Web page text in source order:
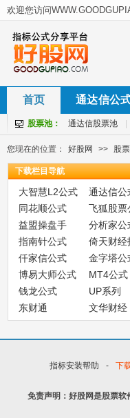
首页 通达信公
股票池： 通达信股票池
您现在的位置： 好股网 >> 股
下载栏目导航
大智慧L2公式
通达信公
同花顺公式
飞狐股票
益盟操盘手
分析家公
指南针公式
倚天财经
仟家信公式
金字塔公
博易大师公式
MT4公式
钱龙公式
UP系列
东财通
文华财经
指标安装帮助 - 下
免责声明：好股网是股票